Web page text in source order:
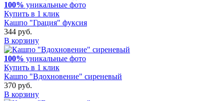
100% уникальные фото
Купить в 1 клик
Кашпо "Грация" фуксия
344 руб.
В корзину
100% уникальные фото
Купить в 1 клик
Кашпо "Вдохновение" сиреневый
370 руб.
В корзину